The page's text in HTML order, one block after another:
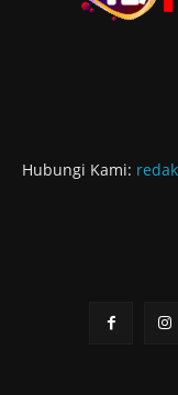
Hubungi Kami: